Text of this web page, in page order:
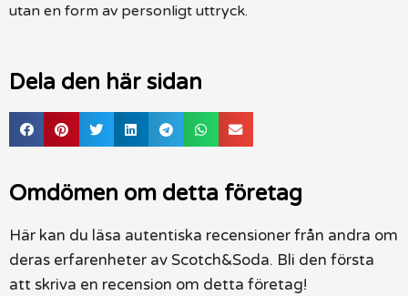
utan en form av personligt uttryck.
Dela den här sidan
Omdömen om detta företag
Här kan du läsa autentiska recensioner från andra om
deras erfarenheter av Scotch&Soda. Bli den första
att skriva en recension om detta företag!